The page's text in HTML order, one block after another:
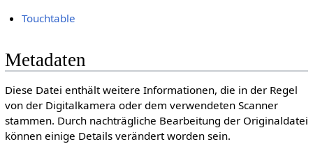
Touchtable
Metadaten
Diese Datei enthält weitere Informationen, die in der Regel
von der Digitalkamera oder dem verwendeten Scanner
stammen. Durch nachträgliche Bearbeitung der Originaldatei
können einige Details verändert worden sein.